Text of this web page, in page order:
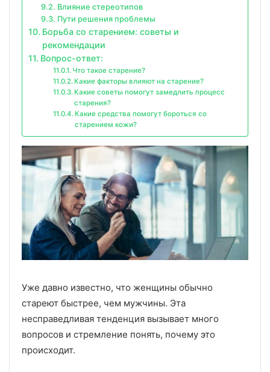
Влияние стереотипов
Пути решения проблемы
Борьба со старением: советы и
рекомендации
Вопрос-ответ:
Что такое старение?
Какие факторы влияют на старение?
Какие советы помогут замедлить процесс
старения?
Какие средства помогут бороться со
старением кожи?
Уже давно известно, что женщины обычно
стареют быстрее, чем мужчины. Эта
несправедливая тенденция вызывает много
вопросов и стремление понять, почему это
происходит.